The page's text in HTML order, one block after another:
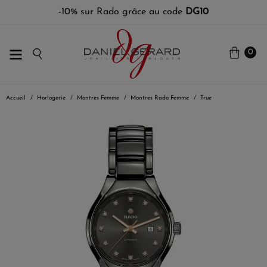
-10% sur Rado grâce au code DG10
0
Accueil Horlogerie Montres Femme Montres Rado Femme True